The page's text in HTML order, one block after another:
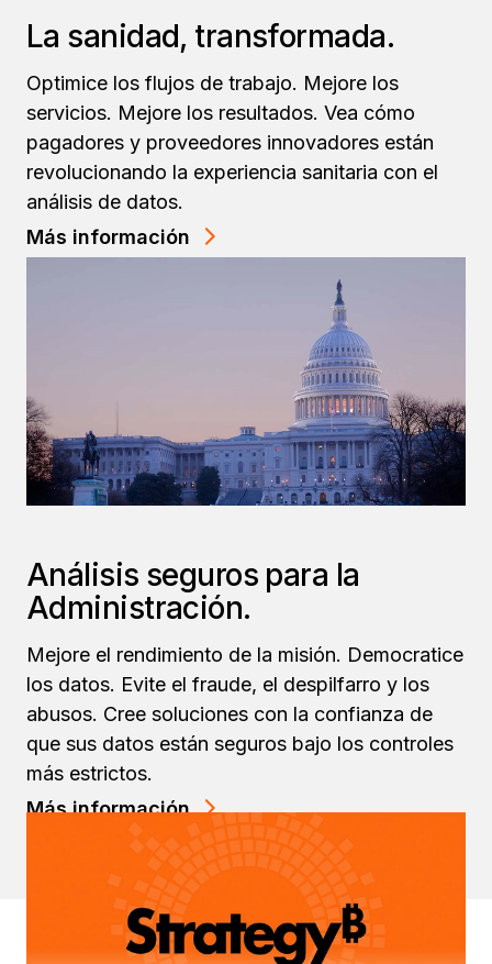
La sanidad, transformada.
Optimice los flujos de trabajo. Mejore los
servicios. Mejore los resultados. Vea cómo
pagadores y proveedores innovadores están
revolucionando la experiencia sanitaria con el
análisis de datos.
Más información
Análisis seguros para la
Administración.
Mejore el rendimiento de la misión. Democratice
los datos. Evite el fraude, el despilfarro y los
abusos. Cree soluciones con la confianza de
que sus datos están seguros bajo los controles
más estrictos.
Más información